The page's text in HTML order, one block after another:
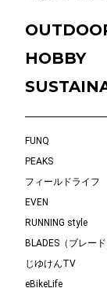
HOBBY
FUNQ
PEAKS
フィールドライフ
EVEN
RUNNING style
BLADES（ブレード
じゆけんTV
eBikeLife